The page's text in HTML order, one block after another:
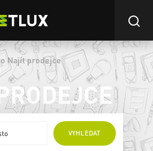
Najít prodejce
VYHLEDAT
PRODEJCI